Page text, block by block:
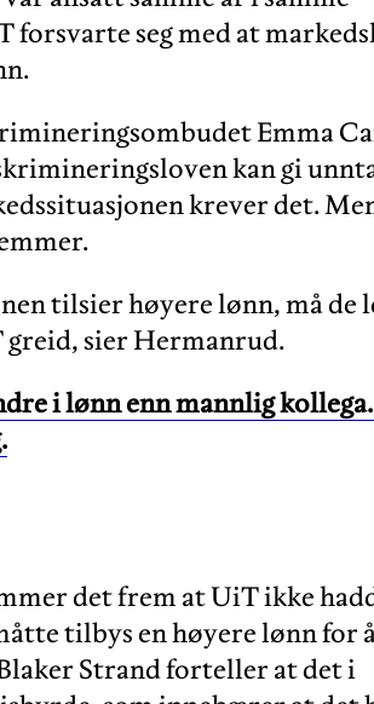
seg med at
Emma
kan gi
krever det.
tilsier høyere lønn, må de
greid, sier Hermanrud.
i lønn enn mannlig
det frem at UiT ikke
tilbys en høyere lønn for
Strand forteller at det i